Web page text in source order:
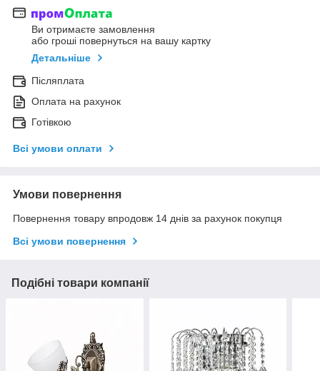
Ви отримаєте замовлення
або гроші повернуться на вашу картку
Детальніше
Післяплата
Оплата на рахунок
Готівкою
Всі умови оплати
Умови повернення
Повернення товару впродовж 14 днів за рахунок покупця
Всі умови повернення
Подібні товари компанії